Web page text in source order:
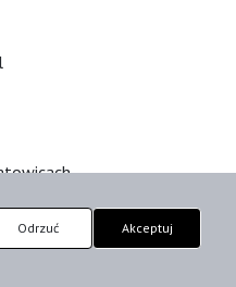
Odrzuć Akceptuj